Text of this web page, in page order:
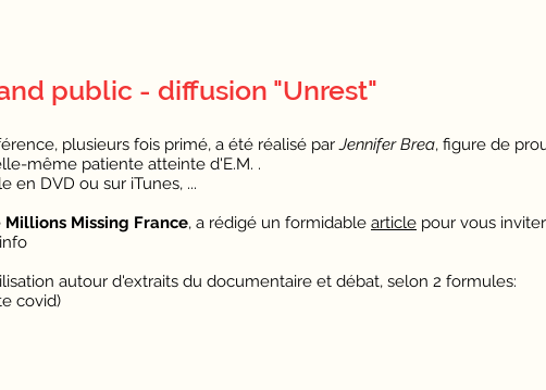
public - diffusion "Unrest"
plusieurs fois primé, a été réalisé parJennifer Brea, figure de
même patiente atteinte d'E.M. .
en DVD ou sur iTunes, ...
Millions Missing France, a rédigé un formidable article pour vous
autour d'extraits du documentaire et débat, selon 2 formules:
covid)